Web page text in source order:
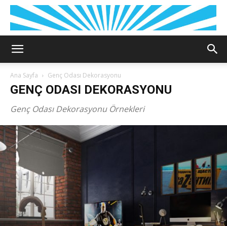
Ana Sayfa Genç Odası Dekorasyonu
GENÇ ODASI DEKORASYONU
Genç Odası Dekorasyonu Örnekleri